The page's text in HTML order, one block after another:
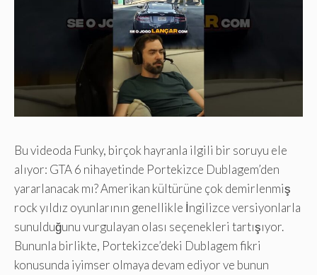
Bu videoda Funky, birçok hayranla ilgili bir soruyu ele
alıyor: GTA 6 nihayetinde Portekizce Dublagem’den
yararlanacak mı? Amerikan kültürüne çok demirlenmiş
rock yıldız oyunlarının genellikle İngilizce versiyonlarla
sunulduğunu vurgulayan olası seçenekleri tartışıyor.
Bununla birlikte, Portekizce’deki Dublagem fikri
konusunda iyimser olmaya devam ediyor ve bunun